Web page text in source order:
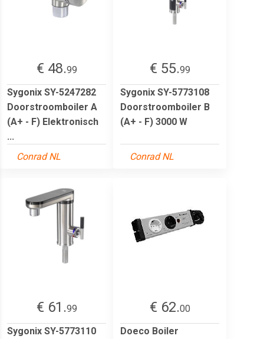
€ 48.99
Sygonix SY-5247282
Doorstroomboiler A
(A+ - F) Elektronisch
...
Conrad NL
€ 55.99
Sygonix SY-5773108
Doorstroomboiler B
(A+ - F) 3000 W
Conrad NL
€ 61.99
Sygonix SY-5773110
€ 62.00
Doeco Boiler